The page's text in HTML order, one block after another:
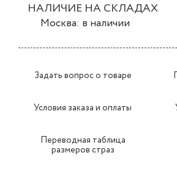
НАЛИЧИЕ НА СКЛАДАХ
Москва: в наличии
Задать вопрос о товаре
Условия заказа и оплаты
Переводная таблица
размеров страз